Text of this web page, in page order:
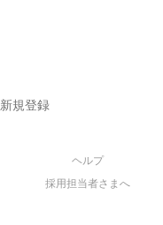
新規登録
ヘルプ
採用担当者さまへ